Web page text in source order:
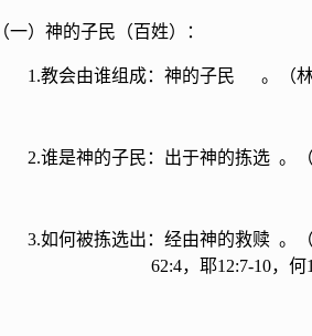
（一）神的子民（百姓）：
1.教会由谁组成：神的子民 。（
2.谁是神的子民：出于神的拣选 。
3.如何被拣选出：经由神的救赎 。
62:4，耶12:7-10，何